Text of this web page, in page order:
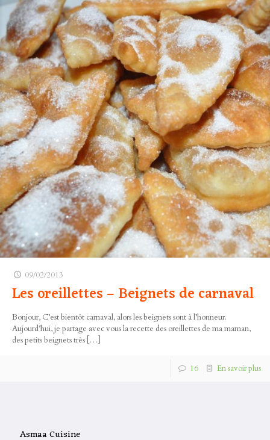
09/02/2013
Les oreillettes – Beignets de carnaval
Bonjour, C’est bientôt carnaval, alors les beignets sont à l’honneur.
Aujourd’hui, je partage avec vous la recette des oreillettes de ma maman,
des petits beignets très […]
16 En savoir plus
Asmaa Cuisine